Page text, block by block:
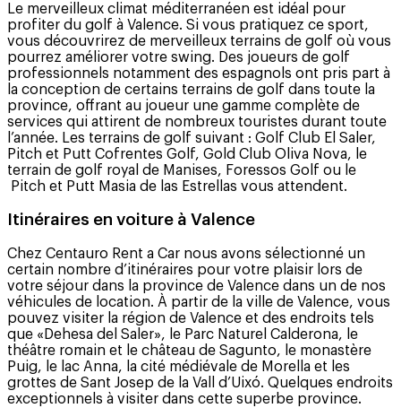
Le merveilleux climat méditerranéen est idéal pour
profiter du golf à Valence. Si vous pratiquez ce sport,
vous découvrirez de merveilleux terrains de golf où vous
pourrez améliorer votre swing. Des joueurs de golf
professionnels notamment des espagnols ont pris part à
la conception de certains terrains de golf dans toute la
province, offrant au joueur une gamme complète de
services qui attirent de nombreux touristes durant toute
l’année. Les terrains de golf suivant : Golf Club El Saler,
Pitch et Putt Cofrentes Golf, Gold Club Oliva Nova, le
terrain de golf royal de Manises, Foressos Golf ou le
Pitch et Putt Masia de las Estrellas vous attendent.
Itinéraires en voiture à Valence
Chez Centauro Rent a Car nous avons sélectionné un
certain nombre d’itinéraires pour votre plaisir lors de
votre séjour dans la province de Valence dans un de nos
véhicules de location. À partir de la ville de Valence, vous
pouvez visiter la région de Valence et des endroits tels
que «Dehesa del Saler», le Parc Naturel Calderona, le
théâtre romain et le château de Sagunto, le monastère
Puig, le lac Anna, la cité médiévale de Morella et les
grottes de Sant Josep de la Vall d’Uixó. Quelques endroits
exceptionnels à visiter dans cette superbe province.